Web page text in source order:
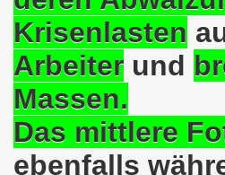
Krisenlasten
Arbeiter und
Massen.
Das mittlere
ebenfalls
am 13.05.2024 um
Bewegung am 08.04.2024
ruft auf am
Wir protestieren und wir
Saale setzt am 27.01.2024